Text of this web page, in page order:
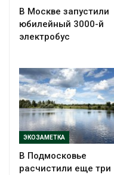
В Москве запустили
юбилейный 3000-й
электробус
ЭКОЗАМЕТКА
В Подмосковье
расчистили еще три